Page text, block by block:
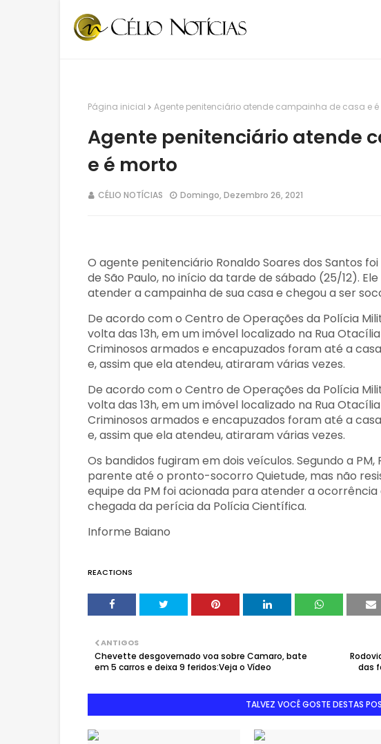
Página inicial Agente penitenciário atende campainha de casa e
Agente penitenciário atende
e é morto
CÉLIO NOTÍCIAS Domingo, Dezembro 26, 2021
O agente penitenciário Ronaldo Soares dos Santos
de São Paulo, no início da tarde de sábado (25/12).
atender a campainha de sua casa e chegou a ser
De acordo com o Centro de Operações da Polícia
volta das 13h, em um imóvel localizado na Rua
Criminosos armados e encapuzados foram até a
e, assim que ela atendeu, atiraram várias vezes.
De acordo com o Centro de Operações da Polícia
volta das 13h, em um imóvel localizado na Rua
Criminosos armados e encapuzados foram até a
e, assim que ela atendeu, atiraram várias vezes.
Os bandidos fugiram em dois veículos. Segundo a
parente até o pronto-socorro Quietude, mas não
equipe da PM foi acionada para atender a
chegada da perícia da Polícia Científica.
Informe Baiano
REACTIONS
das
ANTIGOS
Chevette desgovernado voa sobre Camaro, bate
em 5 carros e deixa 9 feridos:Veja o Vídeo
TALVEZ VOCÊ GOSTE DESTAS